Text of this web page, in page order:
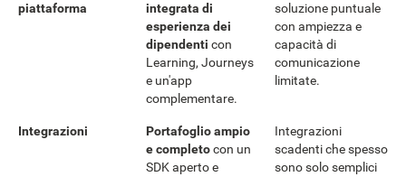
piattaforma
integrata di
esperienza dei
dipendenti con
Learning, Journeys
e un'app
complementare.
soluzione puntuale
con ampiezza e
capacità di
comunicazione
limitate.
Integrazioni
Portafoglio ampio
e completocon un
SDK aperto e
Integrazioni
scadenti che spesso
sono solo semplici